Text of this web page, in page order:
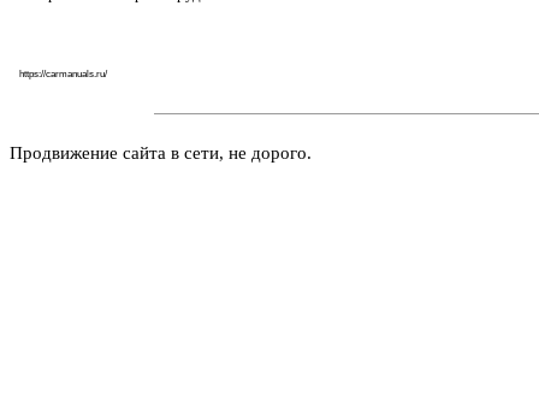
https://carmanuals.ru/
Продвижение сайта в сети, не дорого.